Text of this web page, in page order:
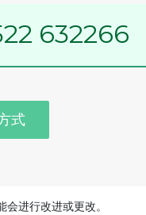
632266
式
进行改进或更改。